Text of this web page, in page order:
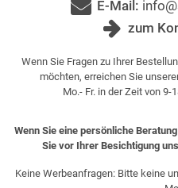
E-Mail:
zum
Wenn Sie Fragen zu Ihrer
möchten, erreichen Sie
Mo.- Fr. in der Zeit von 9-
Wenn Sie eine persönliche
Sie vor Ihrer Besichtigung
Keine Werbeanfragen: Bitte keine